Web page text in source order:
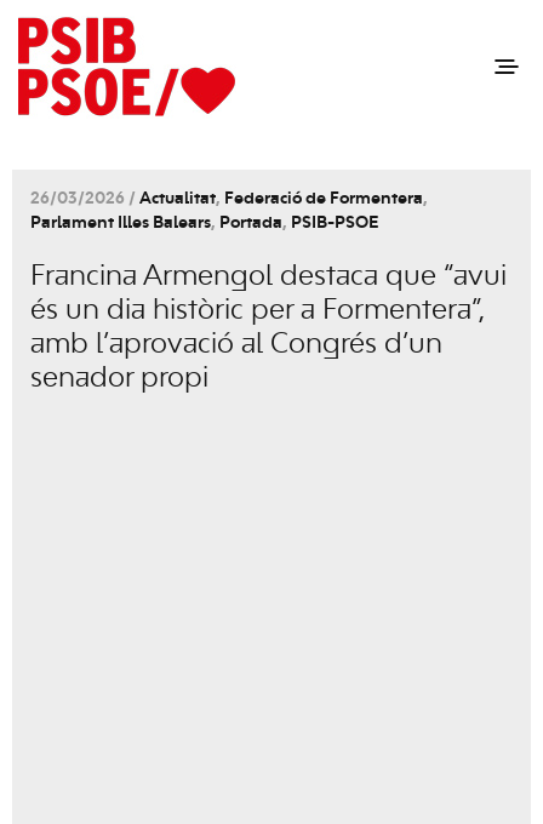
26/03/2026 / Actualitat, Federació de Formentera,
Parlament Illes Balears, Portada, PSIB-PSOE
Francina Armengol destaca que “avui
és un dia històric per a Formentera”,
amb l’aprovació al Congrés d’un
senador propi